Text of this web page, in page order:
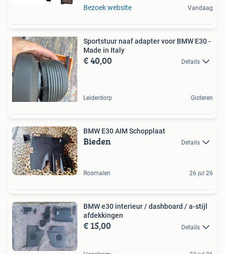
Bezoek website Vandaag
Sportstuur naaf adapter voor BMW E30 -
Made in Italy
€ 40,00 Details
Leiderdorp Gisteren
BMW E30 AIM Schopplaat
Bieden Details
Rosmalen 26 jul 26
BMW e30 interieur / dashboard / a-stijl
afdekkingen
€ 15,00 Details